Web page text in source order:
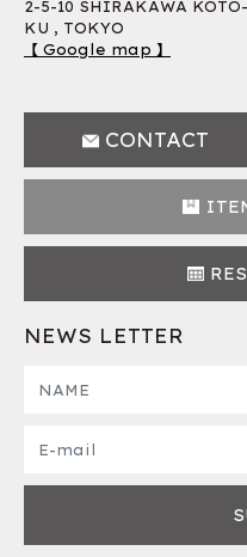
2-5-10 SHIRAKAWA KOTO-
KU , TOKYO
【 Google map 】
CONTACT
NEWS LETTER